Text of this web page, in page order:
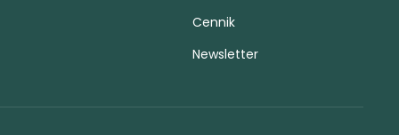
Cennik
Newsletter